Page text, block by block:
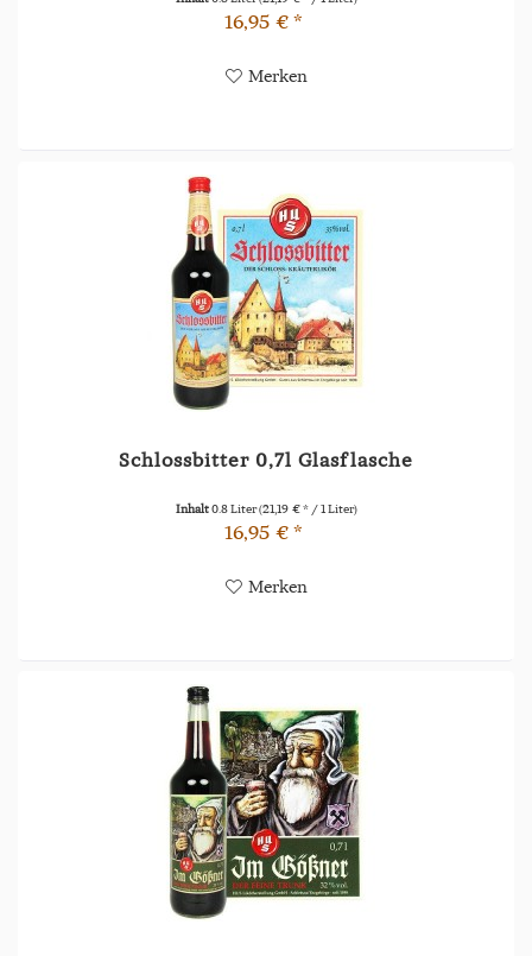
16,95 € *
Merken
Schlossbitter 0,7l Glasflasche
Inhalt0.8 Liter(21,19 € * / 1 Liter)
16,95 € *
Merken